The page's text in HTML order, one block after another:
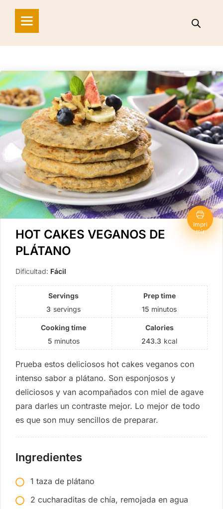
Impri
mir
HOT CAKES VEGANOS DE
PLÁTANO
Dificultad: Fácil
Servings
3 servings
Prep time
15 minutos
Cooking time
5 minutos
Calories
243.3 kcal
Prueba estos deliciosos hot cakes veganos con
intenso sabor a plátano. Son esponjosos y
deliciosos y van acompañados con miel de agave
para darles un contraste mejor. Lo mejor de todo
es que son muy sencillos de preparar.
Ingredientes
1 taza de plátano
2 cucharaditas de chía, remojada en agua